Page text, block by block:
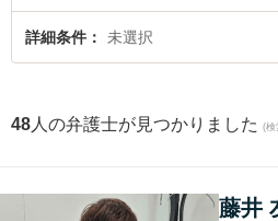
い』『スタートアップ・新規事業のトラブ
検索したい』『初回相談無料でスタートア
詳細条件 未選択
48 人の弁護士が見つかりました (検
藤井